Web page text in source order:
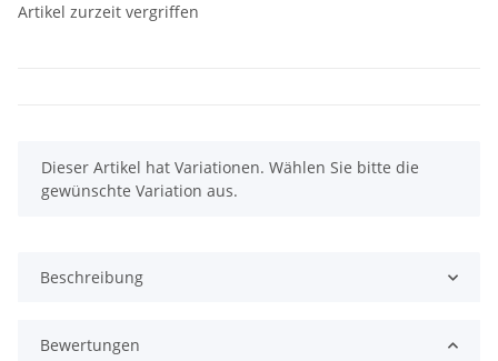
Artikel zurzeit vergriffen
x
Dieser Artikel hat Variationen. Wählen Sie bitte die
gewünschte Variation aus.
Beschreibung
Bewertungen